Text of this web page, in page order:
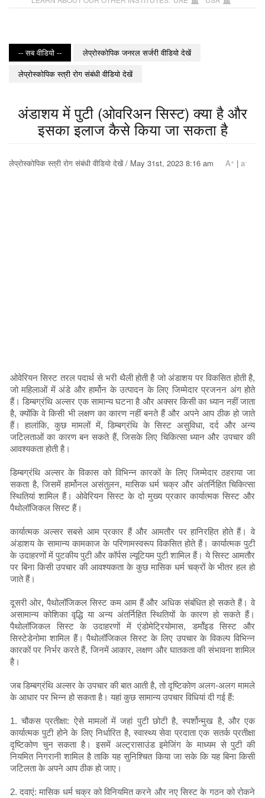
-- सब वीडियो --
लेप्रोस्कोपिक जनरल सर्जरी वीडियो देखें
लेप्रोस्कोपिक स्त्री रोग संबंधी वीडियो देखें
अंडाशय में पुटी (ओवरिअन सिस्ट) क्या है और
इसका इलाज कैसे किया जा सकता है
लेप्रोस्कोपिक स्त्री रोग संबंधी वीडियो देखें / May 31st, 2023 8:16 am A+ | a-
ओवेरियन सिस्ट तरल पदार्थ से भरी थैली होती है जो अंडाशय पर विकसित होती है,
जो महिलाओं में अंडे और हार्मोन के उत्पादन के लिए जिम्मेदार प्रजनन अंग होते
हैं। डिम्बग्रंथि अल्सर एक सामान्य घटना है और अक्सर किसी का ध्यान नहीं जाता
है, क्योंकि वे किसी भी लक्षण का कारण नहीं बनते हैं और अपने आप ठीक हो जाते
हैं। हालांकि, कुछ मामलों में, डिम्बग्रंथि के सिस्ट असुविधा, दर्द और अन्य
जटिलताओं का कारण बन सकते हैं, जिसके लिए चिकित्सा ध्यान और उपचार की
आवश्यकता होती है।
डिम्बग्रंथि अल्सर के विकास को विभिन्न कारकों के लिए जिम्मेदार ठहराया जा
सकता है, जिसमें हार्मोनल असंतुलन, मासिक धर्म चक्र और अंतर्निहित चिकित्सा
स्थितियां शामिल हैं। ओवेरियन सिस्ट के दो मुख्य प्रकार कार्यात्मक सिस्ट और
पैथोलॉजिकल सिस्ट हैं।
कार्यात्मक अल्सर सबसे आम प्रकार हैं और आमतौर पर हानिरहित होते हैं। वे
अंडाशय के सामान्य कामकाज के परिणामस्वरूप विकसित होते हैं। कार्यात्मक पुटी
के उदाहरणों में पुटकीय पुटी और कॉर्पस ल्यूटियम पुटी शामिल हैं। ये सिस्ट आमतौर
पर बिना किसी उपचार की आवश्यकता के कुछ मासिक धर्म चक्रों के भीतर हल हो
जाते हैं।
दूसरी ओर, पैथोलॉजिकल सिस्ट कम आम हैं और अधिक संबंधित हो सकते हैं। वे
असामान्य कोशिका वृद्धि या अन्य अंतर्निहित स्थितियों के कारण हो सकते हैं।
पैथोलॉजिकल सिस्ट के उदाहरणों में एंडोमेट्रियोमास, डर्मॉइड सिस्ट और
सिस्टेडेनोमा शामिल हैं। पैथोलॉजिकल सिस्ट के लिए उपचार के विकल्प विभिन्न
कारकों पर निर्भर करते हैं, जिनमें आकार, लक्षण और घातकता की संभावना शामिल
है।
जब डिम्बग्रंथि अल्सर के उपचार की बात आती है, तो दृष्टिकोण अलग-अलग मामले
के आधार पर भिन्न हो सकता है। यहां कुछ सामान्य उपचार विधियां दी गई हैं:
1. चौकस प्रतीक्षा: ऐसे मामलों में जहां पुटी छोटी है, स्पर्शोन्मुख है, और एक
कार्यात्मक पुटी होने के लिए निर्धारित है, स्वास्थ्य सेवा प्रदाता एक सतर्क प्रतीक्षा
दृष्टिकोण चुन सकता है। इसमें अल्ट्रासाउंड इमेजिंग के माध्यम से पुटी की
नियमित निगरानी शामिल है ताकि यह सुनिश्चित किया जा सके कि यह बिना किसी
जटिलता के अपने आप ठीक हो जाए।
2. दवाएं: मासिक धर्म चक्र को विनियमित करने और नए सिस्ट के गठन को रोकने